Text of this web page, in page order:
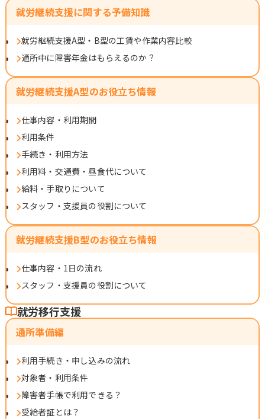
就労継続支援に関する予備知識
就労継続支援A型・B型の工賃や作業内容比較
通所中に障害年金はもらえるのか？
就労継続支援A型のお役立ち情報
仕事内容・利用期間
利用条件
手続き・利用方法
利用料・交通費・昼食代について
給料・手取りについて
スタッフ・支援員の役割について
就労継続支援B型のお役立ち情報
仕事内容・1日の流れ
スタッフ・支援員の役割について
就労移行支援
通所準備編
利用手続き・申し込みの流れ
対象者・利用条件
障害者手帳で利用できる？
受給者証とは？